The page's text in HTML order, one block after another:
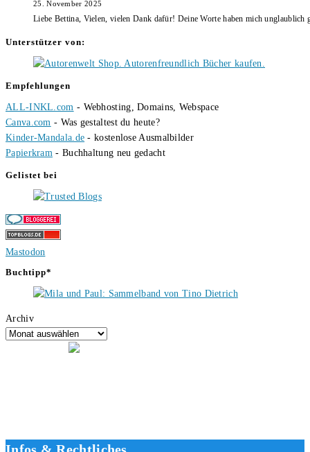
25. November 2025
Liebe Bettina, Vielen, vielen Dank dafür! Deine Worte haben mich unglaublich
Unterstützer von:
Empfehlungen
ALL-INKL.com - Webhosting, Domains, Webspace
Canva.com - Was gestaltest du heute?
Kinder-Mandala.de - kostenlose Ausmalbilder
Papierkram - Buchhaltung neu gedacht
Gelistet bei
Mastodon
Buchtipp*
Archiv